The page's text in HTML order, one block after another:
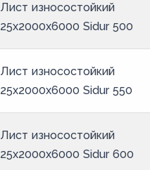
Лист износостойкий
25x2000x6000 Sidur 500
Лист износостойкий
25x2000x6000 Sidur 550
Лист износостойкий
25x2000x6000 Sidur 600